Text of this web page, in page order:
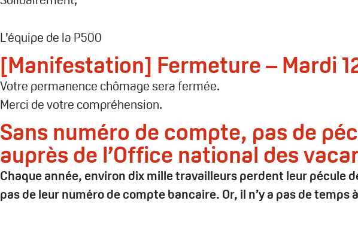
L’équipe de la P500
[Manifestation] Fermeture – Mardi
Votre permanence chômage sera fermée.
Merci de votre compréhension.
Sans numéro de compte, pas de
auprès de l’Office national des
Chaque année, environ dix mille travailleurs perdent leur pécule
pas de leur numéro de compte bancaire. Or, il n’y a pas de